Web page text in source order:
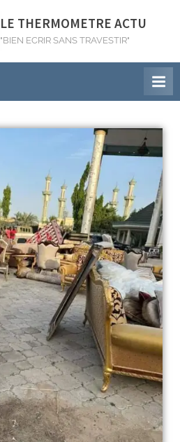
LE THERMOMETRE ACTU
"BIEN ECRIR SANS TRAVESTIR"